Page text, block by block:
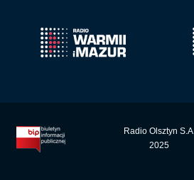
Radio Olsztyn S.A.
2025